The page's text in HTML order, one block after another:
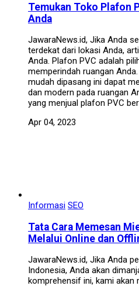
Temukan Toko Plafon
Anda
JawaraNews.id, Jika Anda
terdekat dari lokasi Anda,
Anda. Plafon PVC adalah
memperindah ruangan
mudah dipasang ini dapat
dan modern pada ruangan
yang menjual plafon PVC
Apr 04, 2023
Informasi SEO
Tata Cara Memesan
Melalui Online dan
JawaraNews.id, Jika Anda
Indonesia, Anda akan
komprehensif ini, kami akan